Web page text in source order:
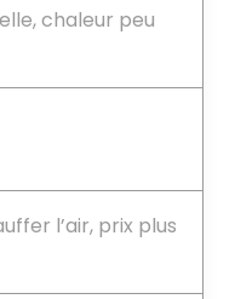
chaleur peu
l’air, prix plus